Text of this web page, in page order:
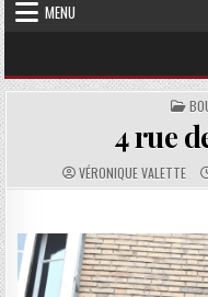
MENU
4 rue
AUTHOR:
VÉRONIQUE VALETTE